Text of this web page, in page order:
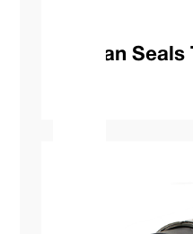
Vulcan Seals